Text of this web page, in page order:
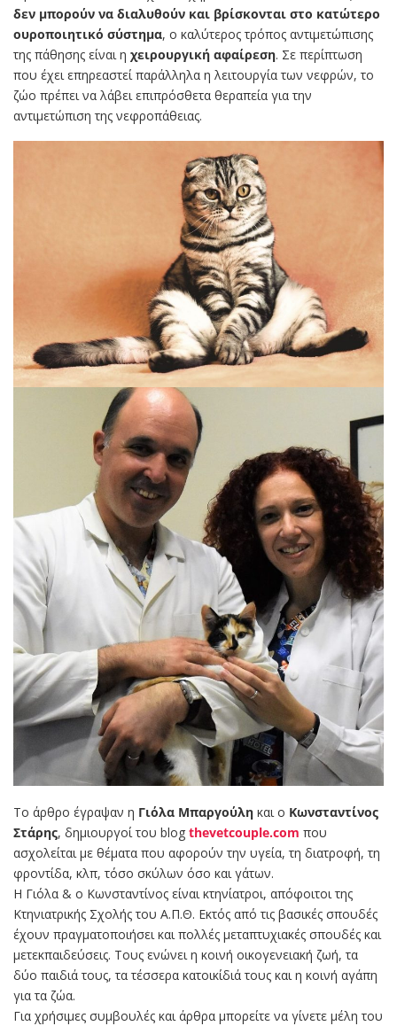
δεν μπορούν να διαλυθούν και βρίσκονται στο κατώτερο
ουροποιητικό σύστημα, ο καλύτερος τρόπος αντιμετώπισης
της πάθησης είναι η χειρουργική αφαίρεση. Σε περίπτωση
που έχει επηρεαστεί παράλληλα η λειτουργία των νεφρών, το
ζώο πρέπει να λάβει επιπρόσθετα θεραπεία για την
αντιμετώπιση της νεφροπάθειας.
Το άρθρο έγραψαν η Γιόλα Μπαργούλη και ο Κωνσταντίνος
Στάρης, δημιουργοί του blog thevetcouple.com που
ασχολείται με θέματα που αφορούν την υγεία, τη διατροφή, τη
φροντίδα, κλπ, τόσο σκύλων όσο και γάτων.
Η Γιόλα & ο Κωνσταντίνος είναι κτηνίατροι, απόφοιτοι της
Κτηνιατρικής Σχολής του Α.Π.Θ. Εκτός από τις βασικές σπουδές
έχουν πραγματοποιήσει και πολλές μεταπτυχιακές σπουδές και
μετεκπαιδεύσεις. Τους ενώνει η κοινή οικογενειακή ζωή, τα
δύο παιδιά τους, τα τέσσερα κατοικίδιά τους και η κοινή αγάπη
για τα ζώα.
Για χρήσιμες συμβουλές και άρθρα μπορείτε να γίνετε μέλη του